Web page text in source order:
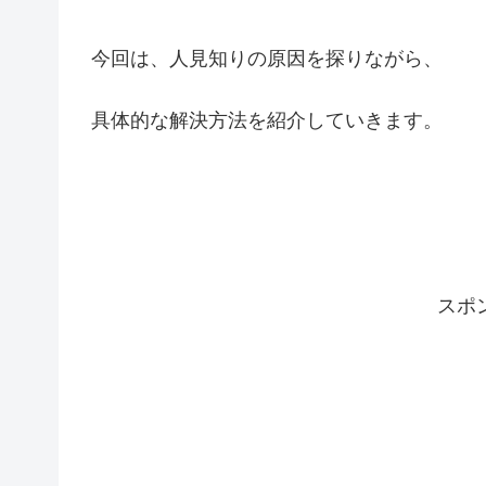
今回は、人見知りの原因を探りながら、
具体的な解決方法を紹介していきます。
スポ